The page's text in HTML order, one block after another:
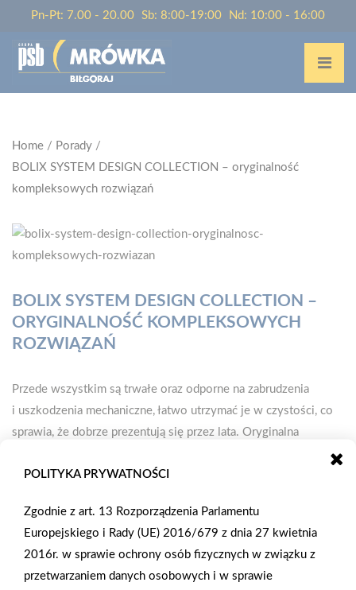
Pn-Pt: 7.00 - 20.00 Sb: 8:00-19:00 Nd: 10:00 - 16:00
Home / Porady /
BOLIX SYSTEM DESIGN COLLECTION – oryginalność
kompleksowych rozwiązań
BOLIX SYSTEM DESIGN COLLECTION –
ORYGINALNOŚĆ KOMPLEKSOWYCH
ROZWIĄZAŃ
Przede wszystkim są trwałe oraz odporne na zabrudzenia
i uszkodzenia mechaniczne, łatwo utrzymać je w czystości, co
sprawia, że dobrze prezentują się przez lata. Oryginalna
dekoracyjne zarówno wewnętrzne, jak i zewnętrzne, będąc
jednocześnie dobrze zamaskować wszelkie niedoskonałości
ścian. Można je zastosować na każdym rodzaju podłoża: beton,
cegła, tynk cementowo – wapienny, czy też płata gipsowa lub
drewno – położenie na każdym z nich nie będzie stanowić
POLITYKA PRYWATNOŚCI
Zgodnie z art. 13 Rozporządzenia Parlamentu
Europejskiego i Rady (UE) 2016/679 z dnia 27 kwietnia
2016r. w sprawie ochrony osób fizycznych w związku z
przetwarzaniem danych osobowych i w sprawie